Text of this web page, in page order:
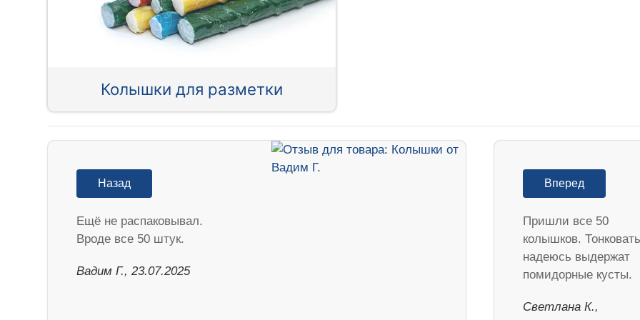
Колышки для разметки
Назад
Ещё не распаковывал.
Вроде все 50 штук.
Вадим Г., 23.07.2025
Вперед
Пришли все 50
колышков.
надеюсь выдержат
помидорные кусты.
Светлана К.,